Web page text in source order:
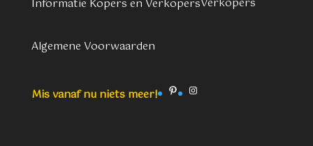
Informatie Kopers en Verkopers
Algemene Voorwaarden
Mis vanaf nu niets meer! PinterestInstagram